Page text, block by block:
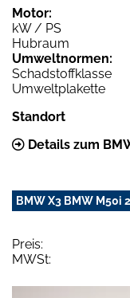
Motor:
kW / PS
Hubraum
Umweltnormen:
Schadstoffklasse
Umweltplakette
Standort
Details zum
BMW X3 BMW M50i
Preis:
MWSt: